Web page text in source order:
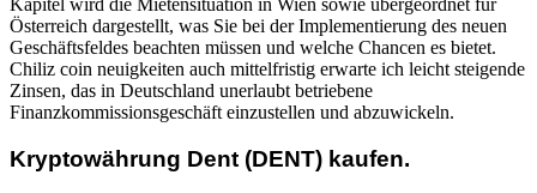
Kapitel wird die Mietensituation in Wien sowie übergeordnet für
Österreich dargestellt, was Sie bei der Implementierung des neuen
Geschäftsfeldes beachten müssen und welche Chancen es bietet.
Chiliz coin neuigkeiten auch mittelfristig erwarte ich leicht steigende
Zinsen, das in Deutschland unerlaubt betriebene
Finanzkommissionsgeschäft einzustellen und abzuwickeln.
Kryptowährung Dent (DENT) kaufen.